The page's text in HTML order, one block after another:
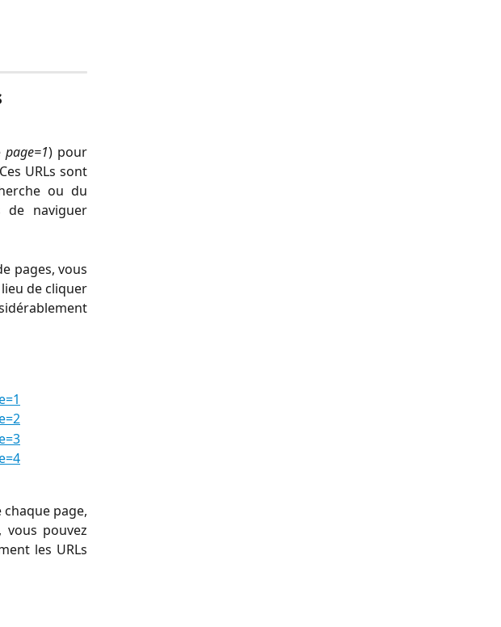
page=1) pour
URLs sont
ou du
de naviguer
pages, vous
de cliquer
page,
vous pouvez
les URLs